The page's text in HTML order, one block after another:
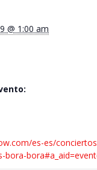
@ 1:00 am
es-es/
bora-